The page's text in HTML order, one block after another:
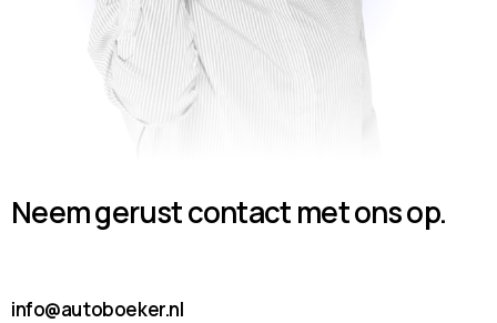
Neem gerust contact met ons op.
info@autoboeker.nl